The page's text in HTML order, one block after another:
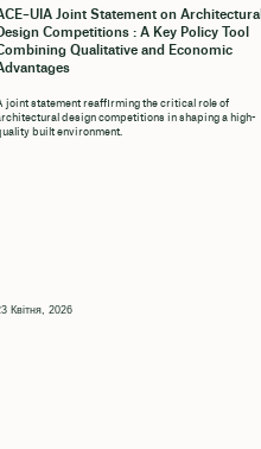
Joint Statement on Architectural
Competitions : A Key Policy Tool
Qualitative and Economic
joint statement reaffirming the critical role of
design competitions in shaping a high-
built environment.
Квітня, 2026